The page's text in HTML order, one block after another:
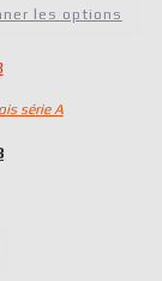
les options
série A